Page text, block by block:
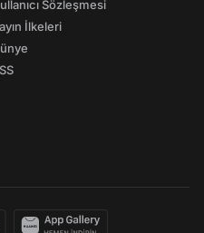
Sözleşmesi
İlkeleri